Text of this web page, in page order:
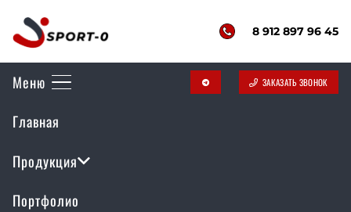
8 912 897 96 45
Меню
Главная
Продукция
Портфолио
telegram ЗАКАЗАТЬ ЗВОНОК
Магазин